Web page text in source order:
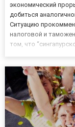
экономический
добиться
Ситуацию
налоговой и
том, что
кропотл...